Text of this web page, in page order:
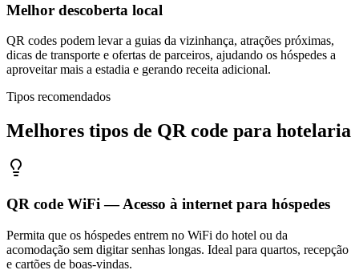
Melhor descoberta local
QR codes podem levar a guias da vizinhança, atrações próximas,
dicas de transporte e ofertas de parceiros, ajudando os hóspedes a
aproveitar mais a estadia e gerando receita adicional.
Tipos recomendados
Melhores tipos de QR code para hotelaria
QR code WiFi — Acesso à internet para hóspedes
Permita que os hóspedes entrem no WiFi do hotel ou da
acomodação sem digitar senhas longas. Ideal para quartos, recepção
e cartões de boas-vindas.